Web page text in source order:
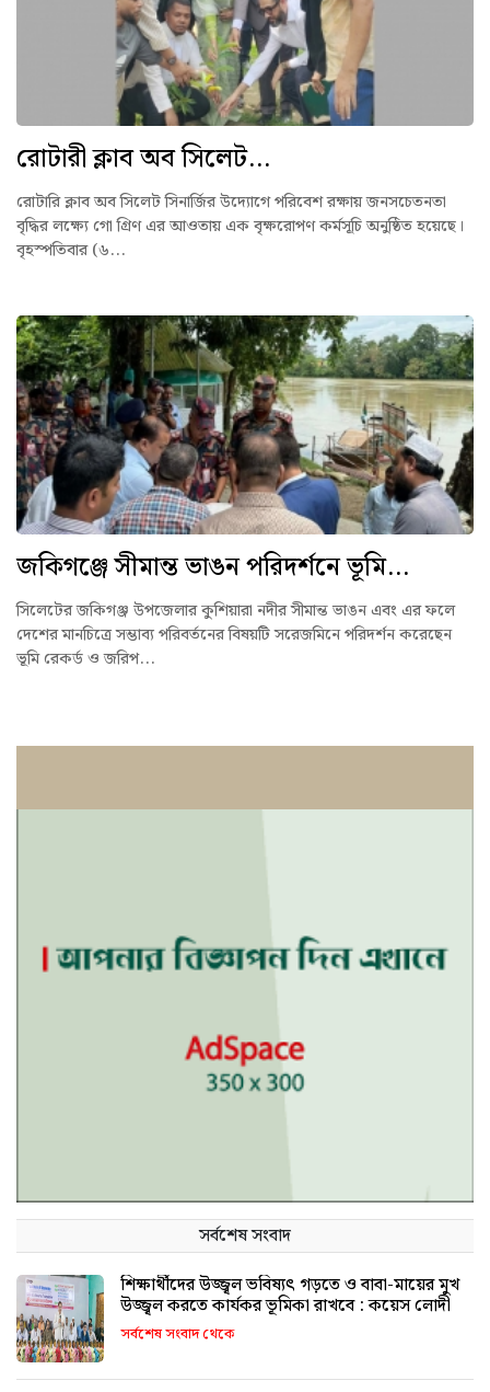
রোটারী ক্লাব অব সিলেট...
রোটারি ক্লাব অব সিলেট সিনার্জির উদ্যোগে পরিবেশ রক্ষায় জনসচেতনতা
বৃদ্ধির লক্ষ্যে গো গ্রিণ এর আওতায় এক বৃক্ষরোপণ কর্মসূচি অনুষ্ঠিত হয়েছে।
বৃহস্পতিবার (৬...
জকিগঞ্জে সীমান্ত ভাঙন পরিদর্শনে ভূমি...
সিলেটের জকিগঞ্জ উপজেলার কুশিয়ারা নদীর সীমান্ত ভাঙন এবং এর ফলে
দেশের মানচিত্রে সম্ভাব্য পরিবর্তনের বিষয়টি সরেজমিনে পরিদর্শন করেছেন
ভূমি রেকর্ড ও জরিপ...
সর্বশেষ সংবাদ
শিক্ষার্থীদের উজ্জ্বল ভবিষ্যৎ গড়তে ও বাবা-মায়ের মুখ
উজ্জ্বল করতে কার্যকর ভূমিকা রাখবে : কয়েস লোদী
সর্বশেষ সংবাদ থেকে